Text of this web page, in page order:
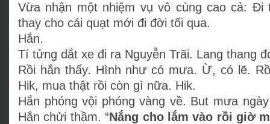
Vừa nhận một nhiệm vụ vô cùng cao cả:
thay cho cái quạt mới đi đời tối qua.
Hắn.
Tí tửng dắt xe đi ra Nguyễn Trãi. Lang thang
Rồi hắn thấy. Hình như có mưa. Ừ, có lẽ.
Hik, mua thật rồi còn gì nữa. Hik.
Hắn phóng vội phóng vàng về. But mưa
Hắn chửi thầm. “Nắng cho lắm vào rồi giờ